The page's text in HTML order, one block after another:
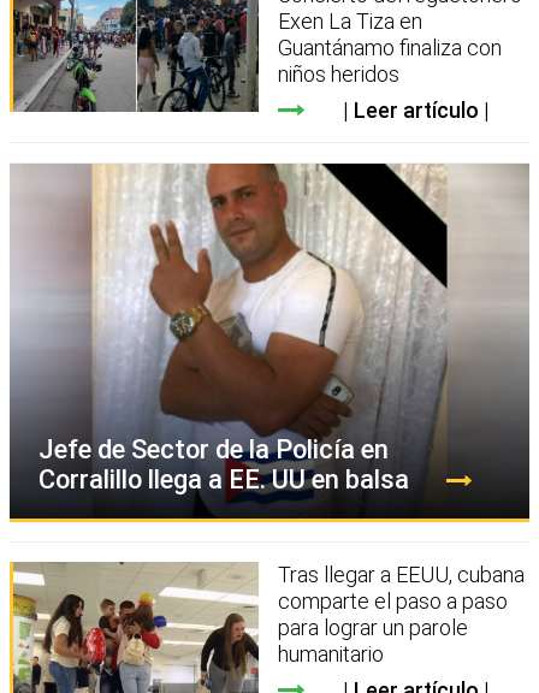
Exen La Tiza en
Guantánamo finaliza con
niños heridos
Leer artículo
Jefe de Sector de la Policía en
Corralillo llega a EE. UU en balsa
Tras llegar a EEUU, cubana
comparte el paso a paso
para lograr un parole
humanitario